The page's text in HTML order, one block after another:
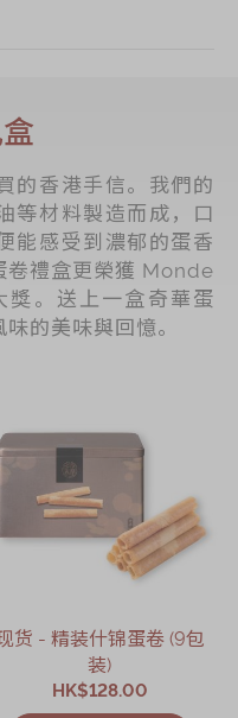
的香港手信。我們的
等材料製造而成，口
能感受到濃郁的蛋香
卷禮盒更榮獲 Monde
。送上一盒奇華蛋
的美味與回憶。
货 - 精装什锦蛋卷 (9包
装)
HK$128.00